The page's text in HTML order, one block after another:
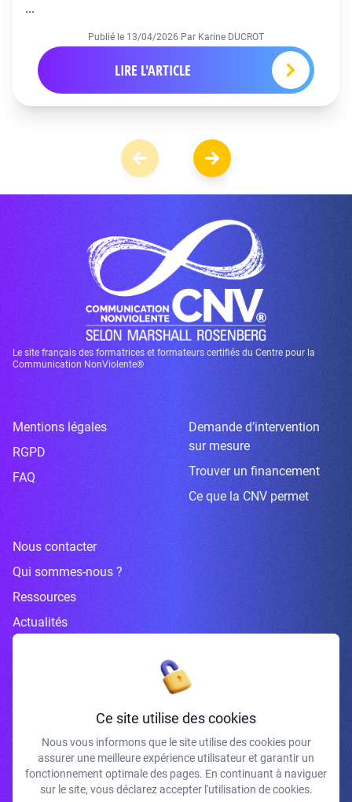
...
Publié le 13/04/2026 Par Karine DUCROT
LIRE L'ARTICLE
Le site français des formatrices et formateurs certifiés du Centre pour la
Communication NonViolente®
Mentions légales
RGPD
FAQ
Demande d’intervention
sur mesure
Trouver un financement
Ce que la CNV permet
Nous contacter
Qui sommes-nous ?
Ressources
Actualités
Inscrivez-vous à la newsletter
J'accepte de recevoir vos e-mails et confirme avoir pris connaissance de
votre politique de confidentialité et mentions légales.
Ce site utilise des cookies
Nous vous informons que le site utilise des cookies pour
assurer une meilleure expérience utilisateur et garantir un
fonctionnement optimale des pages. En continuant à naviguer
sur le site, vous déclarez accepter l'utilisation de cookies.